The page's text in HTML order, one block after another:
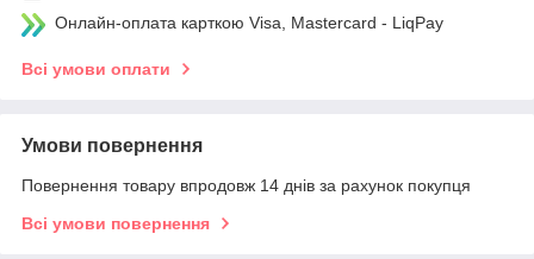
Онлайн-оплата карткою Visa, Mastercard - LiqPay
Всі умови оплати
Умови повернення
Повернення товару впродовж 14 днів за рахунок покупця
Всі умови повернення